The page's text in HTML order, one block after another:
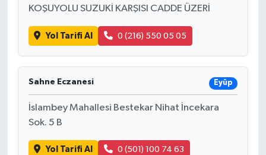
KOŞUYOLU SUZUKİ KARŞISI CADDE ÜZERİ
Yol Tarifi Al 0 (216) 550 05 05
Sahne Eczanesi Eyüp
İslambey Mahallesi Bestekar Nihat İncekara
Sok. 5 B
Yol Tarifi Al 0 (501) 100 74 63